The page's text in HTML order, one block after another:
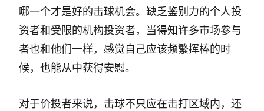
哪一个才是好的击球机会。缺乏鉴别力的个人投
资者和受限的机构投资者，当得知许多市场参与
者也和他们一样，感觉自己应该频繁挥棒的时
候，也能从中获得安慰。
对于价投者来说，击球不只应在击打区域内，还